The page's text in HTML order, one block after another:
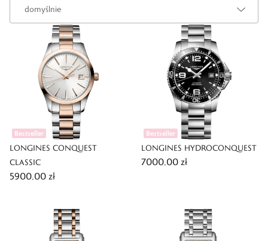
Bestseller
LONGINES CONQUEST
CLASSIC
5900,00 zł
Bestseller
LONGINES HYDROCONQUEST
7000,00 zł